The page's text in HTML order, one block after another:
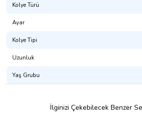
Ort Ağırlık : 4.60 gr
Ürün Kodu:
Kolye Türü
Ayar
Kolye Tipi
Uzunluk
Yaş Grubu
İlginizi Çekebilecek Benzer